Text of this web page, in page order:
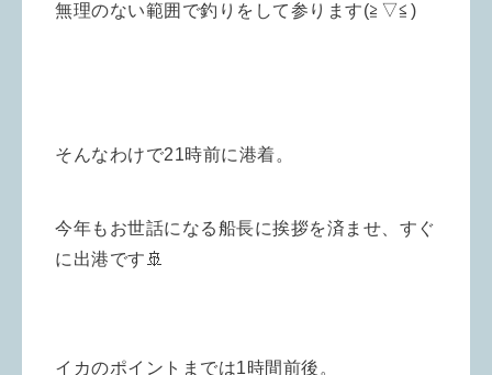
無理のない範囲で釣りをして参ります(≧▽≦)
そんなわけで21時前に港着。
今年もお世話になる船長に挨拶を済ませ、すぐ
に出港です🚢
イカのポイントまでは1時間前後。